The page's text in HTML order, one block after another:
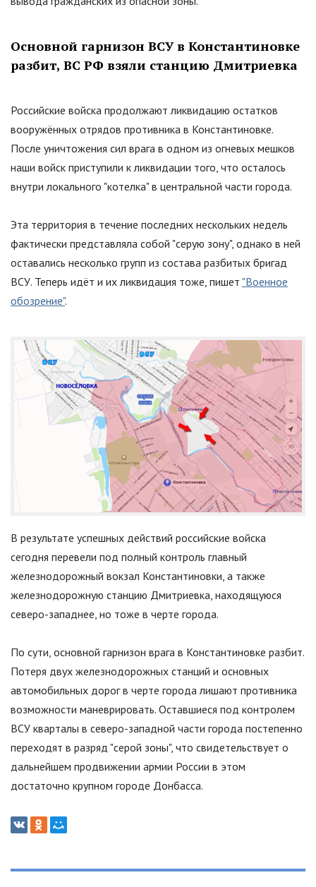
Основной гарнизон ВСУ в Константиновке
разбит, ВС РФ взяли станцию Дмитриевка
Российские войска продолжают ликвидацию остатков
вооружённых отрядов противника в Константиновке.
После уничтожения сил врага в одном из огневых мешков
наши войск приступили к ликвидации того, что осталось
внутри локального "котелка"в центральной части города.
Эта территория в течение последних нескольких недель
фактически представляла собой "серую зону", однако в ней
оставались несколько групп из состава разбитых бригад
ВСУ. Теперь идёт и их ликвидация тоже, пишет "Военное
обозрение".
В результате успешных действий российские войска
сегодня перевели под полный контроль главный
железнодорожный вокзал Константиновки, а также
железнодорожную станцию Дмитриевка, находящуюся
северо-западнее, но тоже в черте города.
По сути, основной гарнизон врага в Константиновке разбит.
Потеря двух железнодорожных станций и основных
автомобильных дорог в черте города лишают противника
возможности маневрировать. Оставшиеся под контролем
ВСУ кварталы в северо-западной части города постепенно
переходят в разряд "серой зоны", что свидетельствует о
дальнейшем продвижении армии России в этом
достаточно крупном городе Донбасса.